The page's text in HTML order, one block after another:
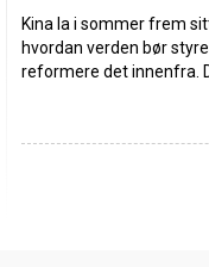
Kina la i sommer frem
hvordan verden bør
reformere det innenfra.